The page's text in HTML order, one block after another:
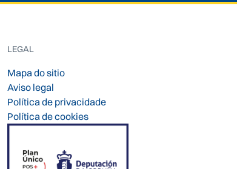
LEGAL
Mapa do sitio
Aviso legal
Política de privacidade
Política de cookies